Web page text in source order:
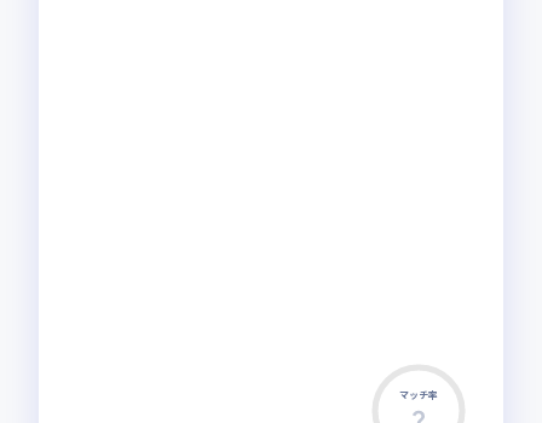
マッチ率